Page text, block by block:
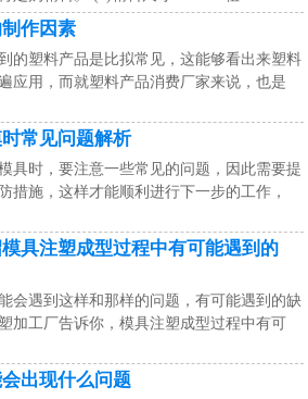
作因素
的塑料产品是比拟常见，这能够看出来塑料
应用，而就塑料产品消费厂家来说，也是
常见问题解析
具时，要注意一些常见的问题，因此需要提
措施，这样才能顺利进行下一步的工作，
具注塑成型过程中有可能遇到的
会遇到这样和那样的问题，有可能遇到的缺
加工厂告诉你，模具注塑成型过程中有可
出现什么问题